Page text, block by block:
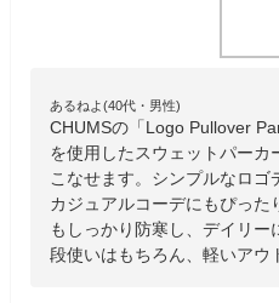
あるねよ(40代・男性)
CHUMSの「Logo Pullover
を使用したスウェットパー
こなせます。シンプルなロ
カジュアルコーデにもぴっ
もしっかり防寒し、デイリ
段使いはもちろん、軽いアウ